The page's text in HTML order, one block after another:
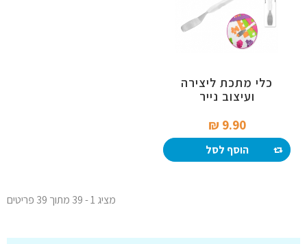
כלי מתכת ליצירה
ועיצוב נייר
9.90 ₪‎
הוסף לסל
מציג 1 - 39 מתוך 39 פריטים